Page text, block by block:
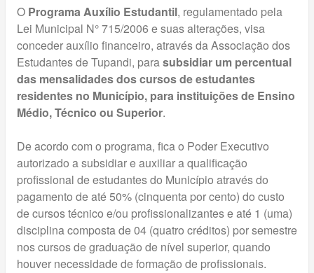
O Programa Auxílio Estudantil, regulamentado pela
Lei Municipal N° 715/2006 e suas alterações, visa
conceder auxílio financeiro, através da Associação dos
Estudantes de Tupandi, parasubsidiar um percentual
das mensalidades dos cursos de estudantes
residentes no Município, para instituições de Ensino
Médio, Técnico ou Superior.
De acordo com o programa, fica o Poder Executivo
autorizado a subsidiar e auxiliar a qualificação
profissional de estudantes do Município através do
pagamento de até 50% (cinquenta por cento) do custo
de cursos técnico e/ou profissionalizantes e até 1 (uma)
disciplina composta de 04 (quatro créditos) por semestre
nos cursos de graduação de nível superior, quando
houver necessidade de formação de profissionais.